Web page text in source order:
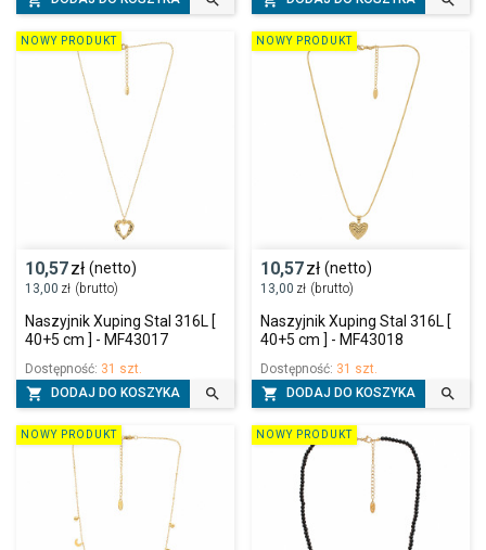
10,57zł (netto)
13,00 zł (brutto)
Naszyjnik Xuping Stal 316L [
40+5 cm ] - MF43017
Dostępność: 31 szt.
 DODAJ DO KOSZYKA 
NOWY PRODUKT
10,57zł (netto)
13,00 zł (brutto)
Naszyjnik Xuping Stal 316L [
40+5 cm ] - MF43018
Dostępność: 31 szt.
 DODAJ DO KOSZYKA 
NOWY PRODUKT
NOWY PRODUKT NOWY PRODUKT